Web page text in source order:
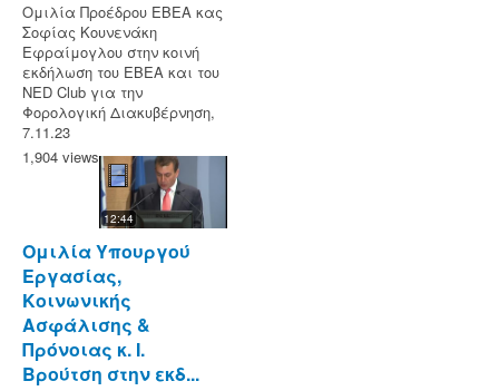
Ομιλία Προέδρου ΕΒΕΑ κας
Σοφίας Κουνενάκη
Εφραίμογλου στην κοινή
εκδήλωση του ΕΒΕΑ και του
NED Club για την
Φορολογική Διακυβέρνηση,
7.11.23
1,904 views
12:44
Ομιλία Υπουργού
Εργασίας,
Κοινωνικής
Ασφάλισης &
Πρόνοιας κ. Ι.
Βρούτση στην εκδ...